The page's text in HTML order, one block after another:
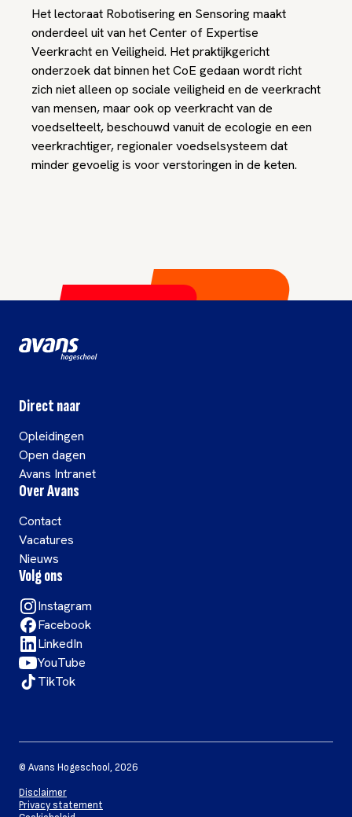
Het lectoraat Robotisering en Sensoring maakt
onderdeel uit van het Center of Expertise
Veerkracht en Veiligheid. Het praktijkgericht
onderzoek dat binnen het CoE gedaan wordt richt
zich niet alleen op sociale veiligheid en de veerkracht
van mensen, maar ook op veerkracht van de
voedselteelt, beschouwd vanuit de ecologie en een
veerkrachtiger, regionaler voedselsysteem dat
minder gevoelig is voor verstoringen in de keten.
Direct naar
Opleidingen
Open dagen
Avans Intranet
Over Avans
Contact
Vacatures
Nieuws
Volg ons
Instagram
Facebook
LinkedIn
YouTube
TikTok
© Avans Hogeschool ,2026
Disclaimer
Privacy statement